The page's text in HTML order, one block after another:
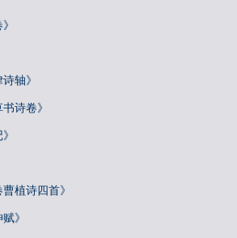
轴》
诗卷》
植诗四首》
》